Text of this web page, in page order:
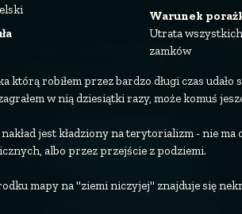
Warunek
Utrata
zamków
którą robiłem przez bardzo długi czas udało
w nią dziesiątki razy, może komuś
jest kładziony na terytorializm - nie
albo przez przejście z podziemi.
mapy na "ziemi niczyjej" znajduje się